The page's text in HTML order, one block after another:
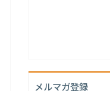
メルマガ登録